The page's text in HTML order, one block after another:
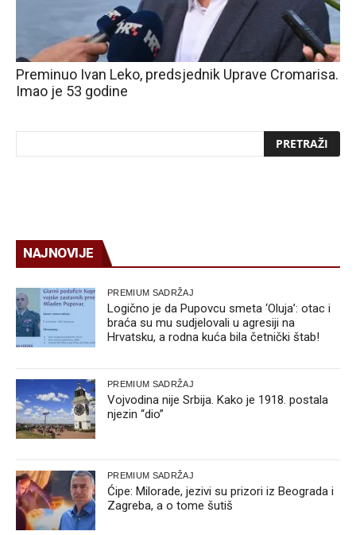
Preminuo Ivan Leko, predsjednik Uprave Cromarisa.
Imao je 53 godine
NAJNOVIJE
PREMIUM SADRŽAJ
Logično je da Pupovcu smeta ‘Oluja’: otac i
braća su mu sudjelovali u agresiji na
Hrvatsku, a rodna kuća bila četnički štab!
PREMIUM SADRŽAJ
Vojvodina nije Srbija. Kako je 1918. postala
njezin “dio”
PREMIUM SADRŽAJ
Ćipe: Milorade, jezivi su prizori iz Beograda i
Zagreba, a o tome šutiš